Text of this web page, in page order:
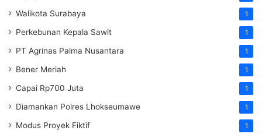
Walikota Surabaya 1
Perkebunan Kepala Sawit 1
PT Agrinas Palma Nusantara 1
Bener Meriah 1
Capai Rp700 Juta 1
Diamankan Polres Lhokseumawe 1
Modus Proyek Fiktif 1